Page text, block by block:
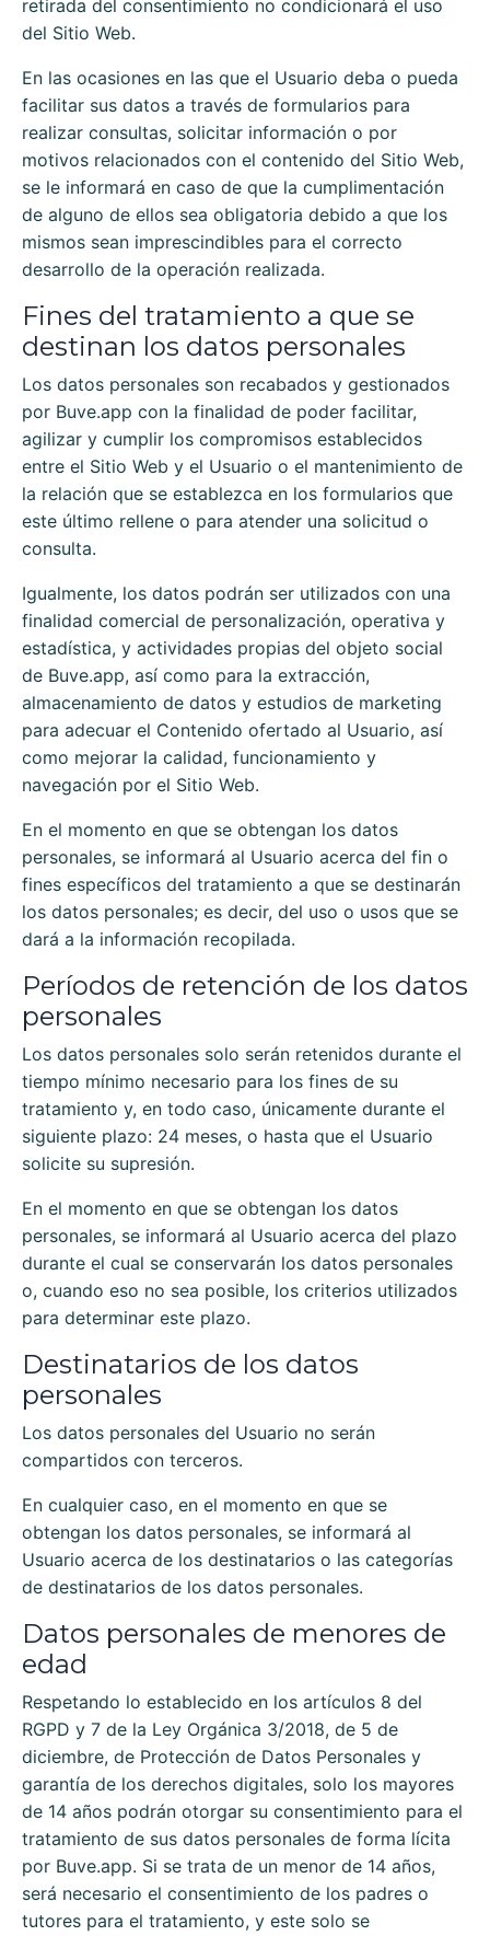
retirada del consentimiento no condicionará el uso
del Sitio Web.
En las ocasiones en las que el Usuario deba o pueda
facilitar sus datos a través de formularios para
realizar consultas, solicitar información o por
motivos relacionados con el contenido del Sitio Web,
se le informará en caso de que la cumplimentación
de alguno de ellos sea obligatoria debido a que los
mismos sean imprescindibles para el correcto
desarrollo de la operación realizada.
Fines del tratamiento a que se
destinan los datos personales
Los datos personales son recabados y gestionados
por Buve.app con la finalidad de poder facilitar,
agilizar y cumplir los compromisos establecidos
entre el Sitio Web y el Usuario o el mantenimiento de
la relación que se establezca en los formularios que
este último rellene o para atender una solicitud o
consulta.
Igualmente, los datos podrán ser utilizados con una
finalidad comercial de personalización, operativa y
estadística, y actividades propias del objeto social
de Buve.app, así como para la extracción,
almacenamiento de datos y estudios de marketing
para adecuar el Contenido ofertado al Usuario, así
como mejorar la calidad, funcionamiento y
navegación por el Sitio Web.
En el momento en que se obtengan los datos
personales, se informará al Usuario acerca del fin o
fines específicos del tratamiento a que se destinarán
los datos personales; es decir, del uso o usos que se
dará a la información recopilada.
Períodos de retención de los datos
personales
Los datos personales solo serán retenidos durante el
tiempo mínimo necesario para los fines de su
tratamiento y, en todo caso, únicamente durante el
siguiente plazo: 24 meses, o hasta que el Usuario
solicite su supresión.
En el momento en que se obtengan los datos
personales, se informará al Usuario acerca del plazo
durante el cual se conservarán los datos personales
o, cuando eso no sea posible, los criterios utilizados
para determinar este plazo.
Destinatarios de los datos
personales
Los datos personales del Usuario no serán
compartidos con terceros.
En cualquier caso, en el momento en que se
obtengan los datos personales, se informará al
Usuario acerca de los destinatarios o las categorías
de destinatarios de los datos personales.
Datos personales de menores de
edad
Respetando lo establecido en los artículos 8 del
RGPD y 7 de la Ley Orgánica 3/2018, de 5 de
diciembre, de Protección de Datos Personales y
garantía de los derechos digitales, solo los mayores
de 14 años podrán otorgar su consentimiento para el
tratamiento de sus datos personales de forma lícita
por Buve.app. Si se trata de un menor de 14 años,
será necesario el consentimiento de los padres o
tutores para el tratamiento, y este solo se